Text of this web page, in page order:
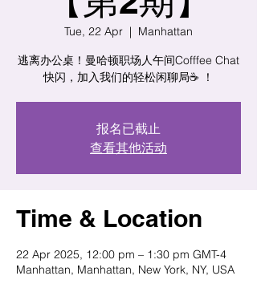
Tue, 22 Apr
  |
Manhattan
逃离办公桌！曼哈顿职场人午间Cofffee Chat
快闪，加入我们的轻松闲聊局☕️ ！
报名已截止
查看其他活动
Time & Location
22 Apr 2025, 12:00 pm – 1:30 pm GMT-4
Manhattan, Manhattan, New York, NY, USA